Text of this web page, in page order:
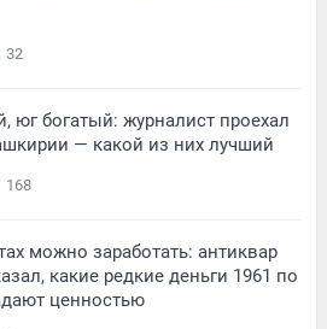
32
юг богатый: журналист проехал
— какой из них лучший
168
можно заработать: антиквар
какие редкие деньги 1961 по
ценностью